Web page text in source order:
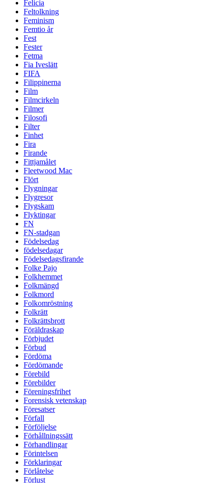
Felicia
Feltolkning
Feminism
Femtio år
Fest
Fester
Fetma
Fia Iveslätt
FIFA
Filippinerna
Film
Filmcirkeln
Filmer
Filosofi
Filter
Finhet
Fira
Firande
Fittjamålet
Fleetwood Mac
Flört
Flygningar
Flygresor
Flygskam
Flyktingar
FN
FN-stadgan
Födelsedag
födelsedagar
Födelsedagsfirande
Folke Pajo
Folkhemmet
Folkmängd
Folkmord
Folkomröstning
Folkrätt
Folkrättsbrott
Föräldraskap
Förbjudet
Förbud
Fördöma
Fördömande
Förebild
Förebilder
Föreningsfrihet
Forensisk vetenskap
Föresatser
Förfall
Förföljelse
Förhållningssätt
Förhandlingar
Förintelsen
Förklaringar
Förlåtelse
Förlust